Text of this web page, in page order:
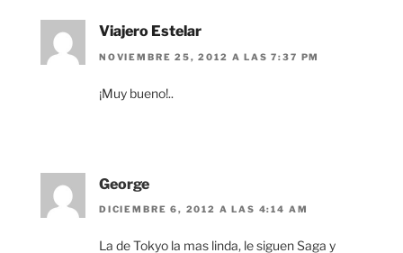
Viajero Estelar
NOVIEMBRE 25, 2012 A LAS 7:37 PM
¡Muy bueno!..
George
DICIEMBRE 6, 2012 A LAS 4:14 AM
La de Tokyo la mas linda, le siguen Saga y